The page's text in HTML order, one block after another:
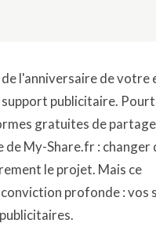
l'anniversaire de votre
support publicitaire.
gratuites de
My-Share.fr : changer
le projet. Mais ce
profonde : vos